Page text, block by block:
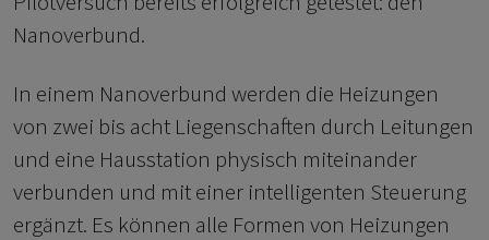
Nanoverbund.
In einem Nanoverbund werden die Heizungen
von zwei bis acht Liegenschaften durch Leitungen
und eine Hausstation physisch miteinander
verbunden und mit einer intelligenten Steuerung
ergänzt. Es können alle Formen von Heizungen